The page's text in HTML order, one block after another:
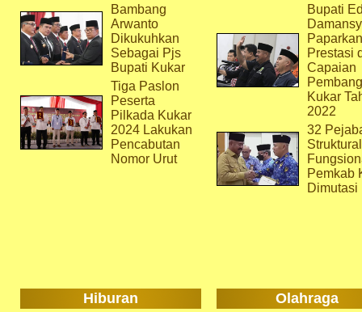
Bambang
Arwanto
Dikukuhkan
Sebagai Pjs
Bupati Kukar
Tiga Paslon
Peserta
Pilkada Kukar
2024 Lakukan
Pencabutan
Nomor Urut
Bupati
Paparkan
Prestasi
Capaian
Kukar
2022
32
Pemkab
Dimutasi
Hiburan Olahraga